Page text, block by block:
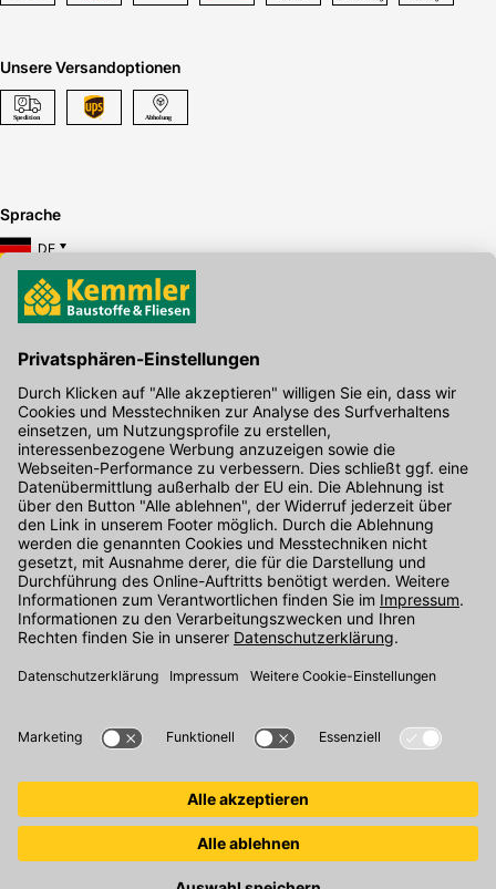
Unsere Versandoptionen
Sprache
DE
Hier gibt's die kostenlose App
Kontakt
Unser Onlineshop Team ist montags bis freitags von 08:00 - 17:00
Uhr unter der Telefonnummer07071 / 151-151für Sie erreichbar.
Alternativ können Sie unser Kontaktformular nutzen.
Den Kontakt direkt in unsere Niederlassungen finden Sie